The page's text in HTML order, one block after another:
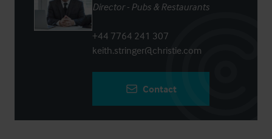
Director - Pubs & Restaurants
+44 7764 241 307
keith.stringer@christie.com
Contact